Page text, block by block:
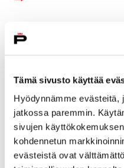
Tämä sivusto käyttää
Hyödynnämme evästeitä,
jatkossa paremmin.
sivujen
kohdennetun
evästeistä ovat